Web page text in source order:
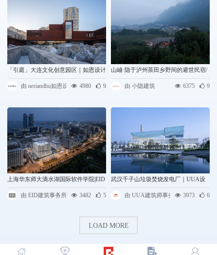
「引庭」大连文化创意园区｜如恩设计
由 neriandhu如恩设计 4980 9
山岫·隐于泸州茶田乡野间的避世民宿/
小隐建筑
由 小隐建筑 6375 9
上海华东师大滴水湖国际软件学院|EID
Arch姜平工作室
由 EID建筑事务所 3482 5
武汉千子山垃圾焚烧发电厂｜UUA设
由 UUA建筑师事务所 3973 6
LOAD MORE